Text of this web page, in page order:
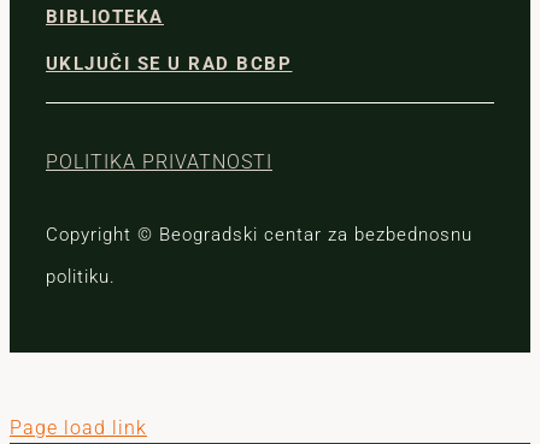
BIBLIOTEKA
UKLJUČI SE U RAD BCBP
POLITIKA PRIVATNOSTI
Copyright © Beogradski centar za bezbednosnu
politiku.
Page load link